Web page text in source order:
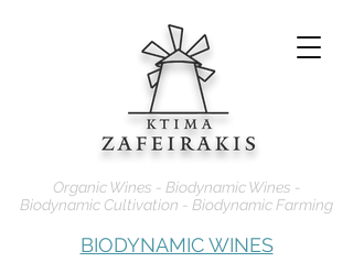
Organic Wines - Biodynamic Wines -
Biodynamic Cultivation - Biodynamic Farming
BIODYNAMIC WINES